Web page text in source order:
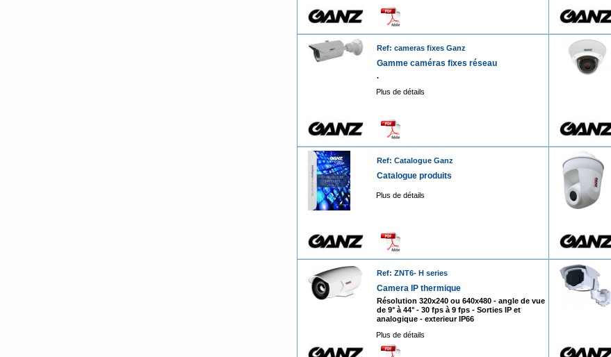
Ref: cameras fixes Ganz
Gamme caméras fixes réseau
.
Plus de détails
Ref: Catalogue Ganz
Catalogue produits
Plus de détails
Ref: ZNT6- H series
Camera IP thermique
Résolution 320x240 ou 640x480 - angle de vue
de 9° à 44° - 30 fps à 9 fps - Sorties IP et
analogique - exterieur IP66
Plus de détails